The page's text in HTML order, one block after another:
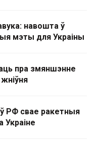
навошта ў
мэты для Украіны
пра змяншэнне
жніўня
РФ свае ракетныя
Украіне